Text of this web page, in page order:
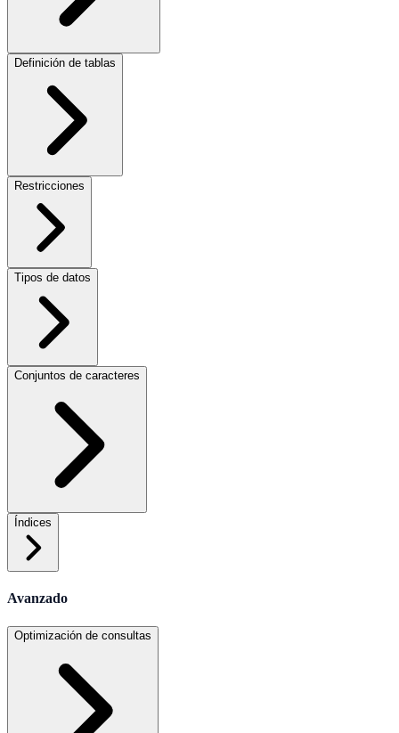
Definición de tablas
Restricciones
Tipos de datos
Conjuntos de caracteres
Índices
Avanzado
Optimización de consultas